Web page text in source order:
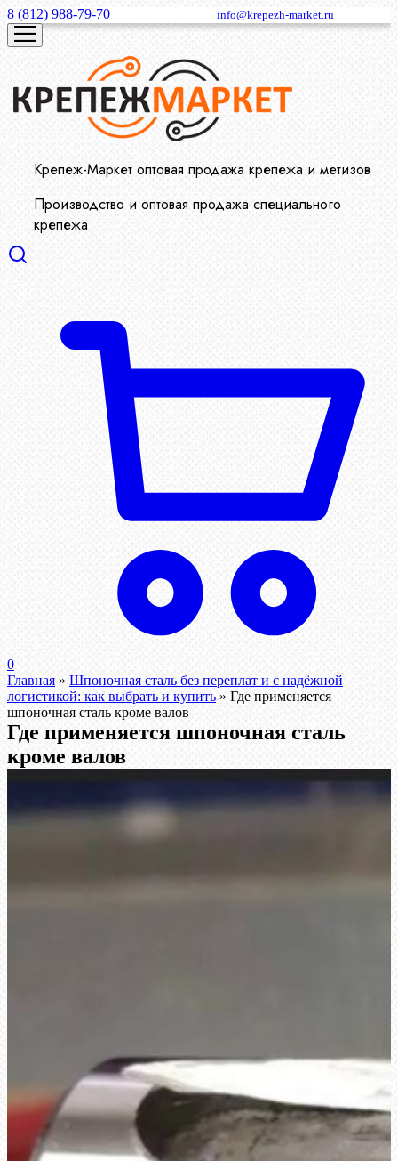
8 (812) 988-79-70 info@krepezh-market.ru
Крепеж-Маркет оптовая продажа крепежа и метизов
Производство и оптовая продажа специального
крепежа
0
Главная » Шпоночная сталь без переплат и с надёжной
логистикой: как выбрать и купить » Где применяется
шпоночная сталь кроме валов
Где применяется шпоночная сталь
кроме валов